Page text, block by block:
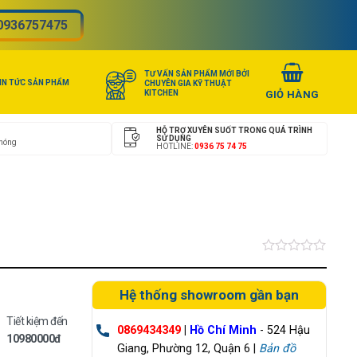
TỨC SẢN PHẨM
TƯ VẤN SẢN PHẨM MỚI BỞI
CHUYÊN GIA KỸ THUẬT
KITCHEN
HỖ TRỢ XUYÊN SUỐT TRONG QUÁ TRÌNH
SỬ DỤNG
HOTLINE:0936 75 74 75
Được
hạng
0.0
sao
Tiết kiệm đến
10980000đ
Hệ thống showroom gần bạn
0869434349| Hồ Chí Minh - 524 Hậu
Giang, Phường 12, Quận 6 | Bản đồ